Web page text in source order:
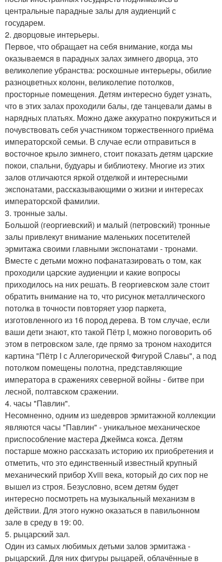
центральные парадные залы для аудиенций с
государем.
2. дворцовые интерьеры.
Первое, что обращает на себя внимание, когда мы
оказываемся в парадных залах зимнего дворца, это
великолепие убранства: роскошные интерьеры, обилие
разноцветных колонн, великолепие потолков,
просторные помещения. Детям интересно будет узнать,
что в этих залах проходили балы, где танцевали дамы в
нарядных платьях. Можно даже аккуратно покружиться и
почувствовать себя участником торжественного приёма
императорской семьи. В случае если отправиться в
восточное крыло зимнего, стоит показать детям царские
покои, спальни, будуары и библиотеку. Многие из этих
залов отличаются яркой отделкой и интересными
экспонатами, рассказывающими о жизни и интересах
императорской фамилии.
3. тронные залы.
Большой (георгиевский) и малый (петровский) тронные
залы привлекут внимание маленьких посетителей
эрмитажа своими главными экспонатами - тронами.
Вместе с детьми можно пофанатазировать о том, как
проходили царские аудиенции и какие вопросы
приходилось на них решать. В георгиевском зале стоит
обратить внимание на то, что рисунок металлического
потолка в точности повторяет узор паркета,
изготовленного из 16 пород дерева. В том случае, если
ваши дети знают, кто такой Пётр I, можно поговорить об
этом в петровском зале, где прямо за троном находится
картина "Пётр I с Аллегорической Фигурой Славы", а под
потолком помещены полотна, представляющие
императора в сражениях северной войны - битве при
лесной, полтавском сражении.
4. часы "Павлин".
Несомненно, одним из шедевров эрмитажной коллекции
являются часы "Павлин" - уникальное механическое
приспособление мастера Джеймса кокса. Детям
постарше можно рассказать историю их приобретения и
отметить, что это единственный известный крупный
механический прибор Xviii века, который до сих пор не
вышел из строя. Безусловно, всем детям будет
интересно посмотреть на музыкальный механизм в
действии. Для этого нужно оказаться в павильонном
зале в среду в 19: 00.
5. рыцарский зал.
Один из самых любимых детьми залов эрмитажа -
рыцарский. Для них фигуры рыцарей, облачённые в